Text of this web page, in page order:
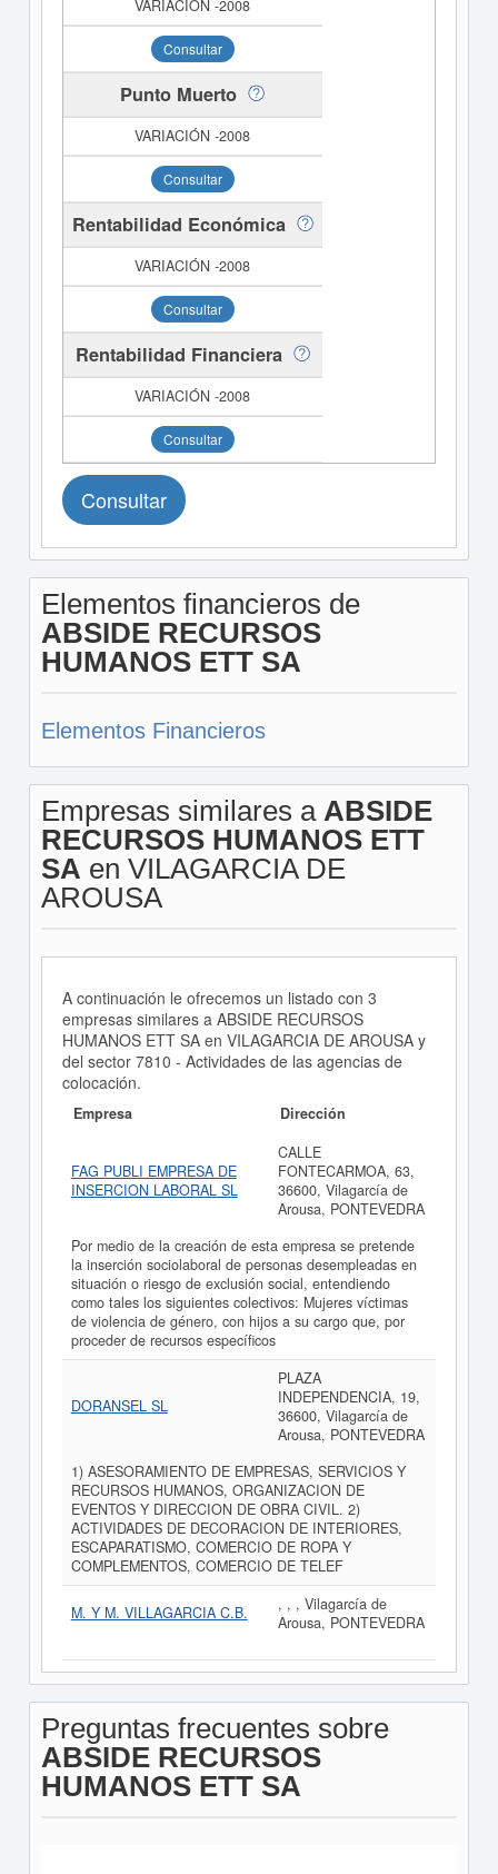
Consultar
Punto Muerto
Consultar
Rentabilidad Económica
Consultar
Rentabilidad Financiera
Consultar
Consultar
Elementos financieros de
ABSIDE RECURSOS
HUMANOS ETT SA
Elementos Financieros
Empresas similares a ABSIDE
RECURSOS HUMANOS ETT
SA en VILAGARCIA DE
AROUSA
A continuación le ofrecemos un listado con 3
empresas similares a ABSIDE RECURSOS
HUMANOS ETT SA en VILAGARCIA DE AROUSA y
del sector 7810 - Actividades de las agencias de
colocación.
Empresa Dirección
FAG PUBLI EMPRESA DE
INSERCION LABORAL SL
CALLE
FONTECARMOA, 63,
36600, Vilagarcía de
Arousa, PONTEVEDRA
Por medio de la creación de esta empresa se pretende
la inserción sociolaboral de personas desempleadas en
situación o riesgo de exclusión social, entendiendo
como tales los siguientes colectivos: Mujeres víctimas
de violencia de género, con hijos a su cargo que, por
proceder de recursos específicos
DORANSEL SL
PLAZA
INDEPENDENCIA, 19,
36600, Vilagarcía de
Arousa, PONTEVEDRA
1) ASESORAMIENTO DE EMPRESAS, SERVICIOS Y
RECURSOS HUMANOS, ORGANIZACION DE
EVENTOS Y DIRECCION DE OBRA CIVIL. 2)
ACTIVIDADES DE DECORACION DE INTERIORES,
ESCAPARATISMO, COMERCIO DE ROPA Y
COMPLEMENTOS, COMERCIO DE TELEF
M. Y M. VILLAGARCIA C.B.
, , , Vilagarcía de
Arousa, PONTEVEDRA
Preguntas frecuentes sobre
ABSIDE RECURSOS
HUMANOS ETT SA